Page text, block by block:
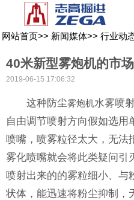
网站首页>> 新闻媒体>> 行业动
40米新型雾炮机的市
2019-06-15 17:06:32
这种防尘雾炮机水雾喷
自由调节喷射方向假如选用
喷嘴，喷雾粒径太大，无法
雾化喷嘴就会将此类疑问引
喷射出来的的雾粒细小、与
状体，能迅速将粉尘抑制，